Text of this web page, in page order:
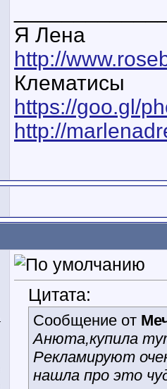
Я Лена
http://
Клематисы
https://goo.gl/
http://
Цитата:
Сообщение от
Анюта,купила
Рекламируют
нашла про это